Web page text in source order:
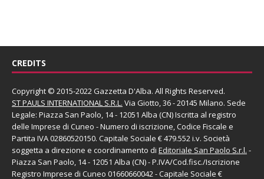
CREDITS
Copyright © 2015-2022 Gazzetta D'Alba. All Rights Reserved.
ST PAULS INTERNATIONAL S.R.L. Via Giotto, 36 - 20145 Milano. Sede
Legale: Piazza San Paolo, 14 - 12051 Alba (CN) Iscritta al registro
delle Imprese di Cuneo - Numero di iscrizione, Codice Fiscale e
Partita IVA 02860520150. Capitale Sociale € 479.552 i.v. Società
soggetta a direzione e coordinamento di Editoriale San Paolo S.r.l. -
Piazza San Paolo, 14 - 12051 Alba (CN) - P.IVA/Cod.fisc./Iscrizione
Registro Imprese di Cuneo 01660660042 - Capitale Sociale €